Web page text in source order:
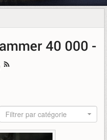
40 000 -
Filtrer par catégorie